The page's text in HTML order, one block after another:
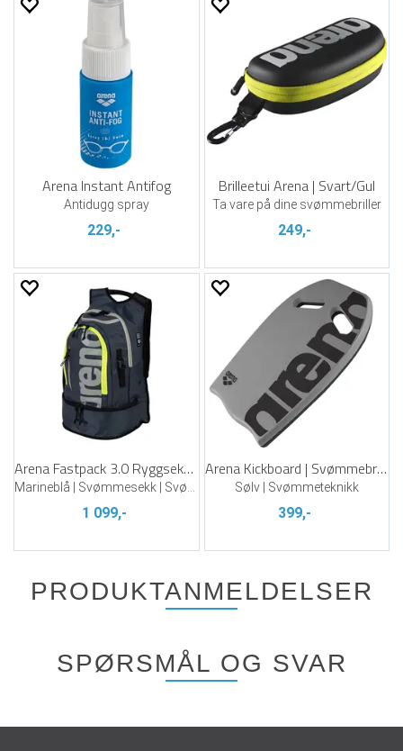
Arena Instant Antifog
Antidugg spray
229,-
Brilleetui Arena | Svart/Gul
Ta vare på dine svømmebriller
249,-
Arena Fastpack 3.0 Ryggsekk 40 L
1 099,-
Arena Kickboard | Svømmebrett
Sølv | Svømmeteknikk
399,-
PRODUKTANMELDELSER
SPØRSMÅL OG SVAR